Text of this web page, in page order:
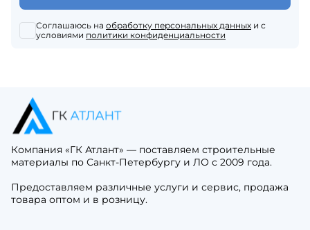
Соглашаюсь на обработку персональных данных и с
условиями политики конфиденциальности
Компания «ГК Атлант» — поставляем строительные
материалы по Санкт-Петербургу и ЛО с 2009 года.
Предоставляем различные услуги и сервис, продажа
товара оптом и в розницу.